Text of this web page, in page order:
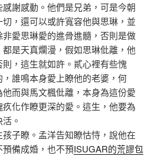
謝感動。他們是兄弟，可是今朝
，還可以或許寬容他與思琳，並
愛思琳愛的進骨進髓，否則是做
是天真爛漫，假如思琳仳離，他
，這生就如許。貳心裡有些愧
誰鳴本身愛上瞭他的老婆，何
而與馬文楓仳離，本身為這份愛
化作瞭更深的愛。這生，他要為
。
子瞭。孟洋告知瞭怙恃，說他在
備成婚，也不預ISUGAR的荒謬包